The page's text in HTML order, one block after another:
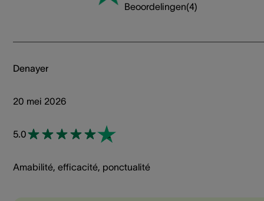
Beoordelingen(4)
Denayer
20 mei 2026
5.0
Amabilité, efficacité, ponctualité